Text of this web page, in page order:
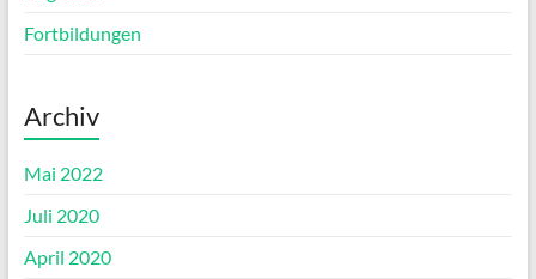
Fortbildungen
Archiv
Mai 2022
Juli 2020
April 2020